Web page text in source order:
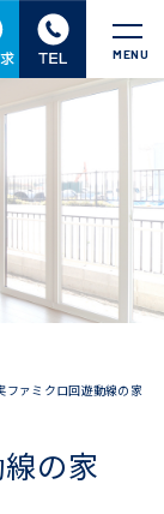
MENU
ファミクロ回遊動線の家
の家